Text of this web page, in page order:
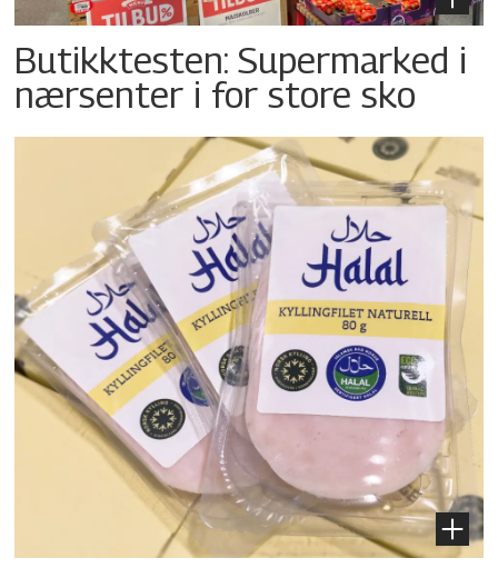
Butikktesten: Supermarked i
nærsenter i for store sko